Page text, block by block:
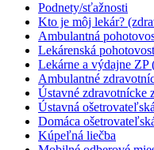
Podnety/sťažnosti
Kto je môj lekár?
Ambulantná
Lekárenská
Lekárne a výdajne ZP
Ambulantné
Ústavné zdravotnícke
Ústavná
Domáca
Kúpeľná liečba